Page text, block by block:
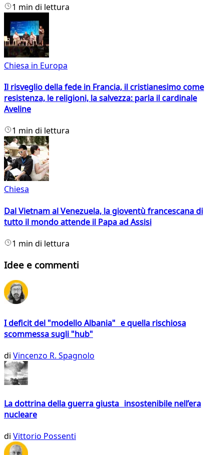
1 min di lettura
Chiesa in Europa
Il risveglio della fede in Francia, il cristianesimo come
resistenza, le religioni, la salvezza: parla il cardinale
Aveline
1 min di lettura
Chiesa
Dal Vietnam al Venezuela, la gioventù francescana di
tutto il mondo attende il Papa ad Assisi
1 min di lettura
Idee e commenti
I deficit del "modello Albania" e quella rischiosa
scommessa sugli "hub"
di Vincenzo R. Spagnolo
La dottrina della guerra giusta insostenibile nell’era
nucleare
di Vittorio Possenti